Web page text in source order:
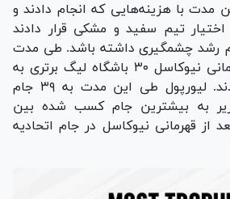
مدت با هزینه‌هایی که انجام دادند و
تیم سفید و مشکی قرار دادند
رشد چشمگیری داشته باشد. طی مدت
۷۰ سال از آخرین قهرمانی نیوکاسل ۳۰ باشگاه لیگ برتری به
حداقل یک جام رسیدند. لیورپول طی این مدت به ۳۹ جام
به بیشترین جام کسب شده بین
از قهرمانی نیوکاسل در جام اتحادیه